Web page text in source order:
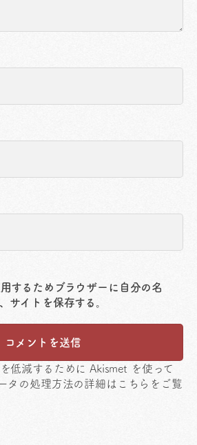
するためブラウザーに自分の名
サイトを保存する。
低減するために Akismet を使って
タの処理方法の詳細はこちらをご覧